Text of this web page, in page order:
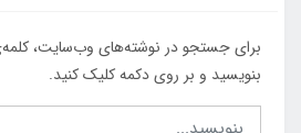
برای جستجو در نوشته‌های وب‌سایت،
بنویسید و بر روی دکمه کلیک کنید.